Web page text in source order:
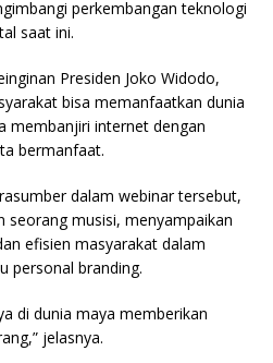
perkembangan teknologi
saat ini.
Presiden Joko Widodo,
bisa memanfaatkan dunia
membanjiri internet dengan
bermanfaat.
dalam webinar tersebut,
seorang musisi, menyampaikan
efisien masyarakat dalam
personal branding.
di dunia maya memberikan
jelasnya.